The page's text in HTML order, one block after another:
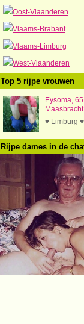
Oost-Vlaanderen
Vlaams-Brabant
Vlaams-Limburg
West-Vlaanderen
Top 5 rijpe vrouwen
Eysoma, 65
Maasbracht
♥ Limburg ♥
Rijpe dames in de